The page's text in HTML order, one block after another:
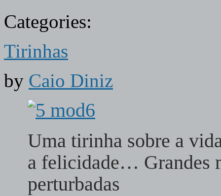
Categories:
Tirinhas
by Caio Diniz
Uma tirinha sobre a
a felicidade… Grandes
perturbadas